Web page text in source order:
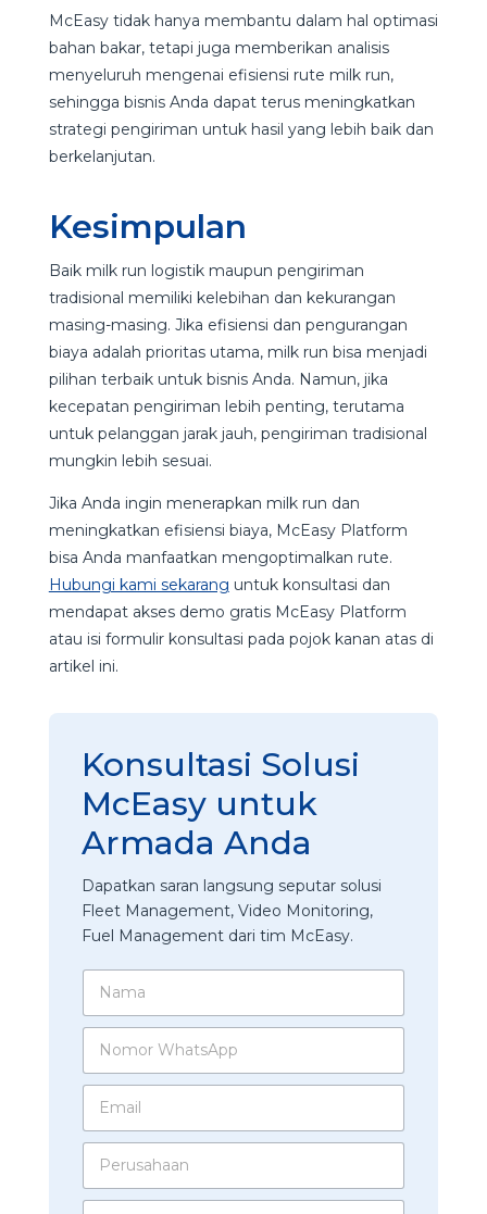
McEasy tidak hanya membantu dalam hal optimasi
bahan bakar, tetapi juga memberikan analisis
menyeluruh mengenai efisiensi rute milk run,
sehingga bisnis Anda dapat terus meningkatkan
strategi pengiriman untuk hasil yang lebih baik dan
berkelanjutan.
Kesimpulan
Baik milk run logistik maupun pengiriman
tradisional memiliki kelebihan dan kekurangan
masing-masing. Jika efisiensi dan pengurangan
biaya adalah prioritas utama, milk run bisa menjadi
pilihan terbaik untuk bisnis Anda. Namun, jika
kecepatan pengiriman lebih penting, terutama
untuk pelanggan jarak jauh, pengiriman tradisional
mungkin lebih sesuai.
Jika Anda ingin menerapkan milk run dan
meningkatkan efisiensi biaya, McEasy Platform
bisa Anda manfaatkan mengoptimalkan rute.
Hubungi kami sekarang untuk konsultasi dan
mendapat akses demo gratis McEasy Platform
atau isi formulir konsultasi pada pojok kanan atas di
artikel ini.
Konsultasi Solusi
McEasy untuk
Armada Anda
Dapatkan saran langsung seputar solusi
Fleet Management, Video Monitoring,
Fuel Management dari tim McEasy.
N
m
N
m
W
t
E
a
*
M
n
a
P
r
I